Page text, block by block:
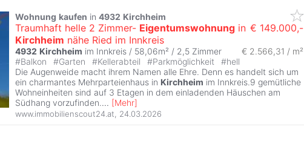
Wohnung kaufen in 4932 Kirchheim
Traumhaft helle 2 Zimmer- Eigentumswohnung in
Kirchheim nähe Ried im Innkreis
€ 149.000,-
4932 Kirchheim im Innkreis / 58,06m² / 2,5 Zimmer
€ 2.566,31 / m²
#Balkon #Garten #Kellerabteil #Parkmöglichkeit #hell
Die Augenweide macht ihrem Namen alle Ehre. Denn es handelt sich um
ein charmantes Mehrparteienhaus in Kirchheim im Innkreis.9 gemütliche
Wohneinheiten sind auf 3 Etagen in dem einladenden Häuschen am
Südhang vorzufinden.... [Mehr]
www.immobilienscout24.at, 24.03.2026